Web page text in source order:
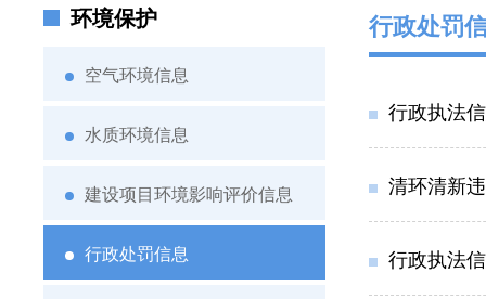
环境保护
空气环境信息
水质环境信息
建设项目环境影响评价信息
行政处罚信息
行政处罚
行政执法
清环清新
行政执法